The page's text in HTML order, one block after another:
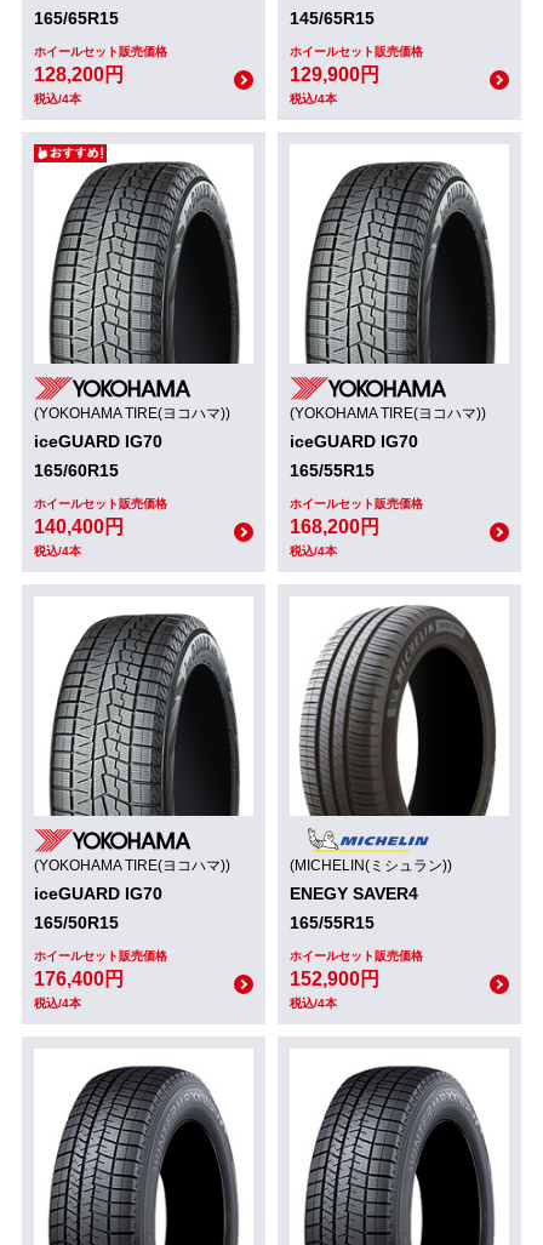
165/65R15
ホイールセット販売価格
128,200円
税込/4本
145/65R15
ホイールセット販売価格
129,900円
税込/4本
(YOKOHAMA TIRE(ヨコハマ))
iceGUARD IG70
165/60R15
ホイールセット販売価格
140,400円
税込/4本
(YOKOHAMA TIRE(ヨコハマ))
iceGUARD IG70
165/55R15
ホイールセット販売価格
168,200円
税込/4本
(YOKOHAMA TIRE(ヨコハマ))
iceGUARD IG70
165/50R15
ホイールセット販売価格
176,400円
税込/4本
(MICHELIN(ミシュラン))
ENEGY SAVER4
165/55R15
ホイールセット販売価格
152,900円
税込/4本